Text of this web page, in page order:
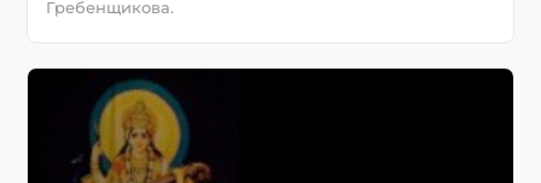
Гребенщикова.